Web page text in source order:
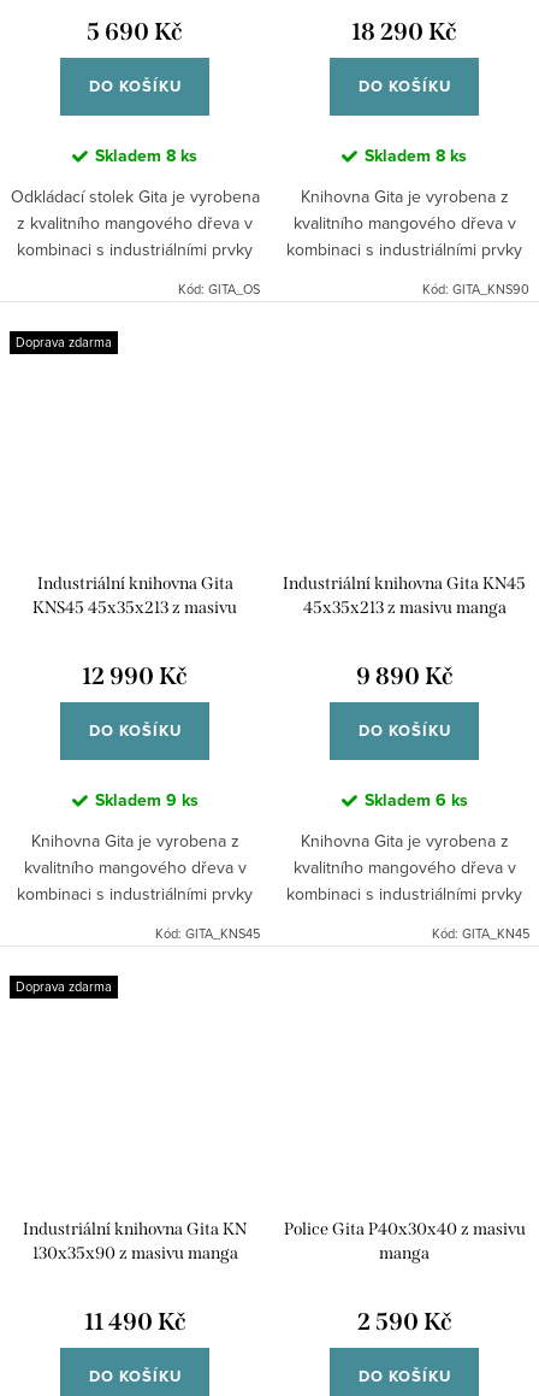
5 690 Kč
DO KOŠÍKU
Skladem 8 ks
Odkládací stolek Gita je vyrobena
z kvalitního mangového dřeva v
kombinaci s industriálními prvky
teplo. Indický industriální nábytek
mango...
Kód: GITA_OS
18 290 Kč
DO KOŠÍKU
Skladem 8 ks
Knihovna Gita je vyrobena z
kvalitního mangového dřeva v
kombinaci s industriálními prvky
teplo. Dodáváno v demontu.
Kód: GITA_KNS90
Doprava zdarma
Industriální knihovna Gita
KNS45 45x35x213 z masivu
12 990 Kč
DO KOŠÍKU
Skladem 9 ks
Knihovna Gita je vyrobena z
kvalitního mangového dřeva v
kombinaci s industriálními prvky
teplo. Dodáváno v demontu.
Indický koloniální nábytek...
Kód: GITA_KNS45
Industriální knihovna Gita KN45
45x35x213 z masivu manga
9 890 Kč
DO KOŠÍKU
Skladem 6 ks
Knihovna Gita je vyrobena z
kvalitního mangového dřeva v
kombinaci s industriálními prvky
teplo. Dodáváno v demontu.
Kód: GITA_KN45
Doprava zdarma
Industriální knihovna Gita KN
130x35x90 z masivu manga
11 490 Kč
DO KOŠÍKU
Police Gita P40x30x40 z masivu
manga
2 590 Kč
DO KOŠÍKU